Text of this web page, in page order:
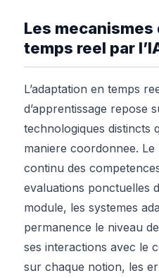
Les mecanismes
temps reel par
L’adaptation en temps
d’apprentissage repose
technologiques distincts
maniere coordonnee.
continu des
evaluations ponctuelles
module, les systemes
permanence le niveau
ses interactions avec le
sur chaque notion, les